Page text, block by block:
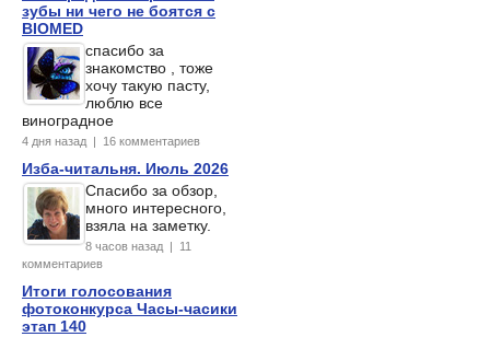
зубы ни чего не боятся с
BIOMED
спасибо за
знакомство , тоже
хочу такую пасту,
люблю все
виноградное
4 дня назад | 16 комментариев
Изба-читальня. Июль 2026
Спасибо за обзор,
много интересного,
взяла на заметку.
8 часов назад | 11
комментариев
Итоги голосования
фотоконкурса Часы-часики
этап 140